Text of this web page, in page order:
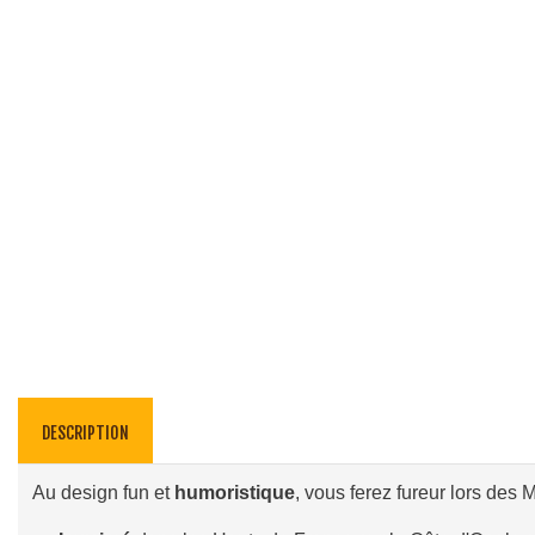
DESCRIPTION
Au design fun et humoristique, vous ferez fureur lors des